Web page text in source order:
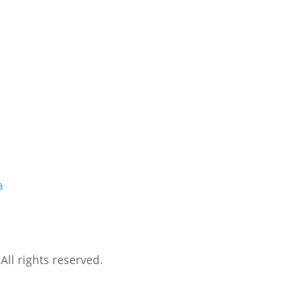
rights reserved.